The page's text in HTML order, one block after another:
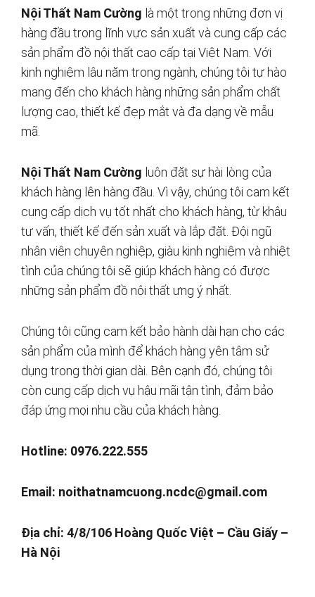
Nội Thất Nam Cường là một trong những đơn vị
hàng đầu trong lĩnh vực sản xuất và cung cấp các
sản phẩm đồ nội thất cao cấp tại Việt Nam. Với
kinh nghiệm lâu năm trong ngành, chúng tôi tự hào
mang đến cho khách hàng những sản phẩm chất
lượng cao, thiết kế đẹp mắt và đa dạng về mẫu
mã.
Nội Thất Nam Cường luôn đặt sự hài lòng của
khách hàng lên hàng đầu. Vì vậy, chúng tôi cam kết
cung cấp dịch vụ tốt nhất cho khách hàng, từ khâu
tư vấn, thiết kế đến sản xuất và lắp đặt. Đội ngũ
nhân viên chuyên nghiệp, giàu kinh nghiệm và nhiệt
tình của chúng tôi sẽ giúp khách hàng có được
những sản phẩm đồ nội thất ưng ý nhất.
Chúng tôi cũng cam kết bảo hành dài hạn cho các
sản phẩm của mình để khách hàng yên tâm sử
dụng trong thời gian dài. Bên cạnh đó, chúng tôi
còn cung cấp dịch vụ hậu mãi tận tình, đảm bảo
đáp ứng mọi nhu cầu của khách hàng.
Hotline: 0976.222.555
Email: noithatnamcuong.ncdc@gmail.com
Địa chỉ: 4/8/106 Hoàng Quốc Việt – Cầu Giấy –
Hà Nội